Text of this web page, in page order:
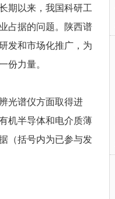
期以来，我国科研工
占据的问题。陕西谱
发和市场化推广，为
份力量。
光谱仪方面取得进
机半导体和电介质薄
（括号内为已参与发